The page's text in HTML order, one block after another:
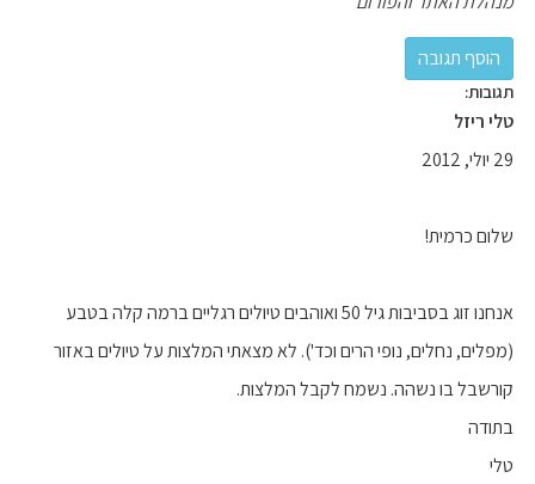
תגובות:
טלי ריזל
29 יולי, 2012
שלום כרמית!
אנחנו זוג בסביבות גיל 50 ואוהבים טיולים רגליים ברמה קלה בטבע
(מפלים, נחלים, נופי הרים וכד'). לא מצאתי המלצות על טיולים באזור
קורשבל בו נשהה. נשמח לקבל המלצות.
בתודה
טלי